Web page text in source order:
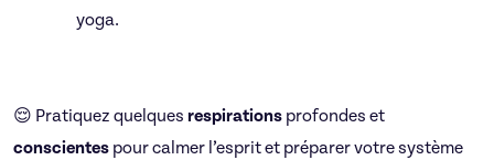
yoga.
😌 Pratiquez quelques respirations profondes et
conscientes pour calmer l’esprit et préparer votre système